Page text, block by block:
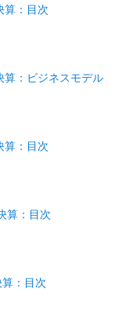
算：目次
：ビジネスモデル
算：目次
算：目次
：目次